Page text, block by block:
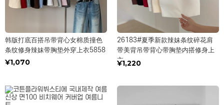
韩版打底百搭吊带背心女棉质撞色
条纹修身辣妹带胸垫外穿上衣5858
¥1,070
26183#夏季新款辣妹条纹碎花肩
带美背吊带背心带胸垫内搭修身上
衣
¥1,220